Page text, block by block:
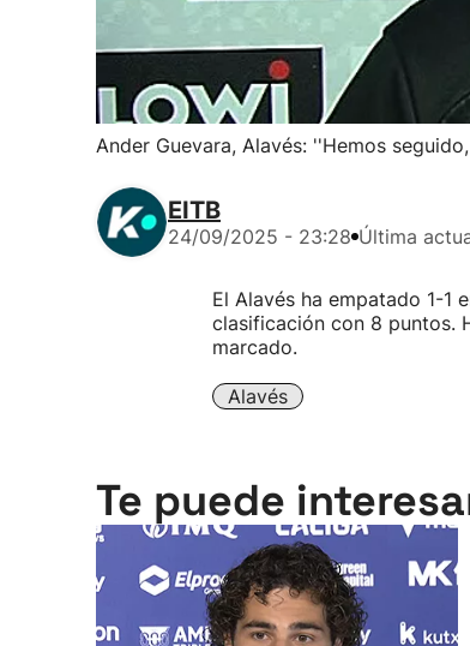
Ander Guevara, Alavés: ''Hemos
EITB
24/09/2025 - 23:28 Última
El Alavés ha empatado 1-1
clasificación con 8 puntos.
marcado.
Alavés
Te puede